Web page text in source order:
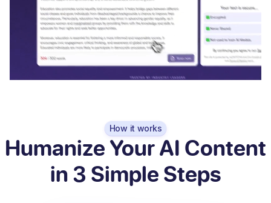
How it works
Humanize Your AI Content
in 3 Simple Steps